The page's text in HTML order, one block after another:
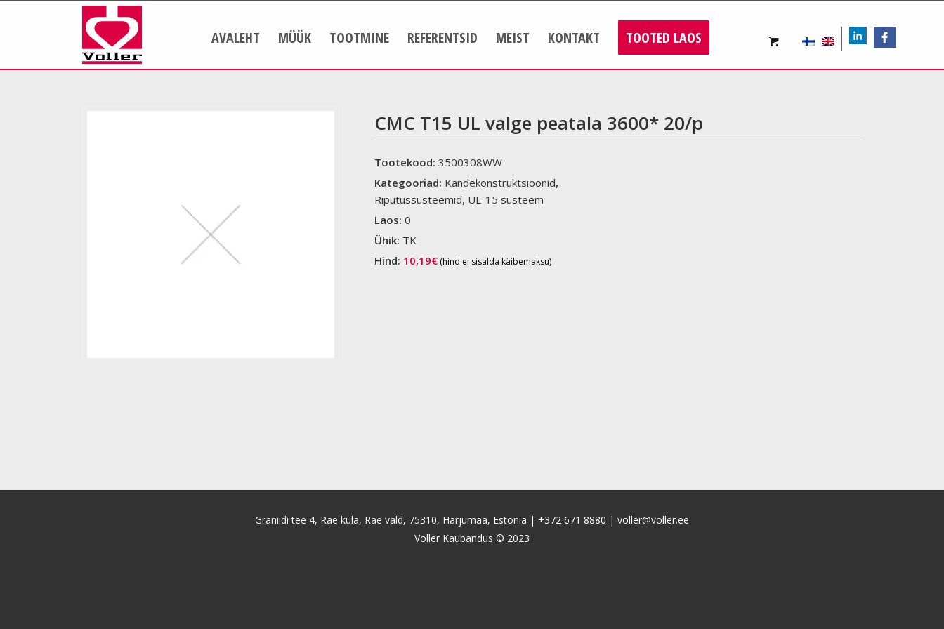
FB
LIn
AVALEHT MÜÜK TOOTMINE REFERENTSID MEIST KONTAKT TOOTED LAOS
CMC T15 UL valge peatala 3600* 20/p
Tootekood:3500308WW
Kategooriad: Kandekonstruktsioonid,
Riputussüsteemid, UL-15 süsteem
Laos:0
Ühik: TK
Hind: 10,19€ (hind ei sisalda käibemaksu)
Graniidi tee 4, Rae küla, Rae vald, 75310, Harjumaa, Estonia | +372 671 8880 | voller@voller.ee
Voller Kaubandus © 2023